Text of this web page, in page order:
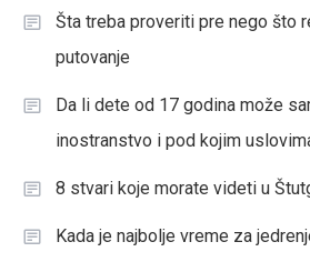
Šta treba proveriti pre nego što
putovanje
Da li dete od 17 godina može
inostranstvo i pod kojim
8 stvari koje morate videti u
Kada je najbolje vreme za